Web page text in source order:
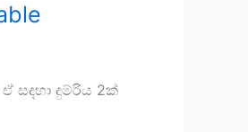
සදහා දුම්රිය 2ක්